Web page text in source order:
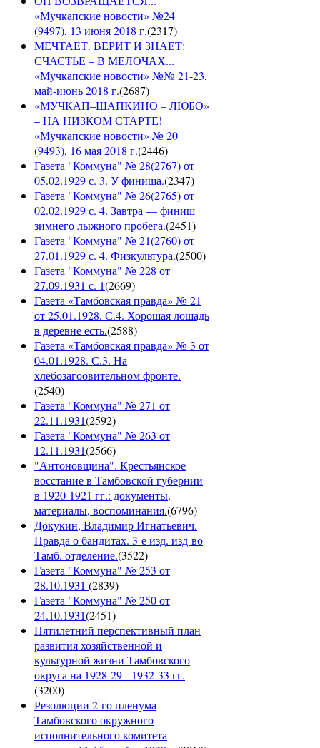
«Мучкапские новости» №24
(9497), 13 июня 2018 г.(2317)
МЕЧТАЕТ. ВЕРИТ И ЗНАЕТ:
СЧАСТЬЕ – В МЕЛОЧАХ...
«Мучкапские новости» №№ 21-23,
май-июнь 2018 г.(2687)
«МУЧКАП–ШАПКИНО – ЛЮБО»
– НА НИЗКОМ СТАРТЕ!
«Мучкапские новости» № 20
(9493), 16 мая 2018 г.(2446)
Газета "Коммуна" № 28(2767) от
05.02.1929 с. 3. У финиша.(2347)
Газета "Коммуна" № 26(2765) от
02.02.1929 с. 4. Завтра — финиш
зимнего лыжного пробега.(2451)
Газета "Коммуна" № 21(2760) от
27.01.1929 с. 4. Физкультура.(2500)
Газета "Коммуна" № 228 от
27.09.1931 с. 1(2669)
Газета «Тамбовская правда» № 21
от 25.01.1928. С.4. Хорошая лошадь
в деревне есть.(2588)
Газета «Тамбовская правда» № 3 от
04.01.1928. С.3. На
хлебозагоовительном фронте.
(2540)
Газета "Коммуна" № 271 от
22.11.1931(2592)
Газета "Коммуна" № 263 от
12.11.1931(2566)
"Антоновщина". Крестьянское
восстание в Тамбовской губернии
в 1920-1921 гг.: документы,
материалы, воспоминания.(6796)
Докукин, Владимир Игнатьевич.
Правда о бандитах. 3-е изд. изд-во
Тамб. отделение.(3522)
Газета "Коммуна" № 253 от
28.10.1931 (2839)
Газета "Коммуна" № 250 от
24.10.1931(2451)
Пятилетний перспективный план
развития хозяйственной и
культурной жизни Тамбовского
округа на 1928-29 - 1932-33 гг.
(3200)
Резолюции 2-го пленума
Тамбовского окружного
исполнительного комитета